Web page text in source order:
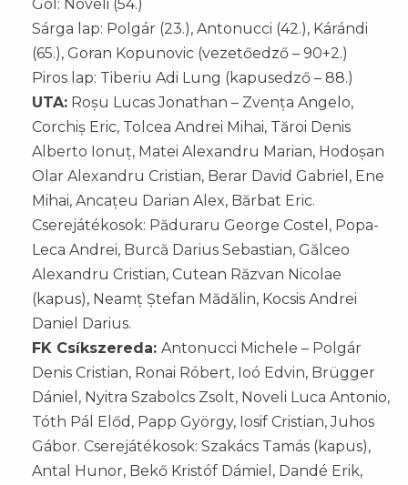
Gól: Noveli (54.)
Sárga lap: Polgár (23.), Antonucci (42.), Kárándi
(65.), Goran Kopunovic (vezetőedző – 90+2.)
Piros lap: Tiberiu Adi Lung (kapusedző – 88.)
UTA: Roșu Lucas Jonathan – Zvența Angelo,
Corchiș Eric, Tolcea Andrei Mihai, Tăroi Denis
Alberto Ionuț, Matei Alexandru Marian, Hodoșan
Olar Alexandru Cristian, Berar David Gabriel, Ene
Mihai, Ancațeu Darian Alex, Bărbat Eric.
Cserejátékosok: Păduraru George Costel, Popa-
Leca Andrei, Burcă Darius Sebastian, Gălceo
Alexandru Cristian, Cutean Răzvan Nicolae
(kapus), Neamț Ștefan Mădălin, Kocsis Andrei
Daniel Darius.
FK Csíkszereda: Antonucci Michele – Polgár
Denis Cristian, Ronai Róbert, Ioó Edvin, Brügger
Dániel, Nyitra Szabolcs Zsolt, Noveli Luca Antonio,
Tóth Pál Előd, Papp György, Iosif Cristian, Juhos
Gábor. Cserejátékosok: Szakács Tamás (kapus),
Antal Hunor, Bekő Kristóf Dámiel, Dandé Erik,